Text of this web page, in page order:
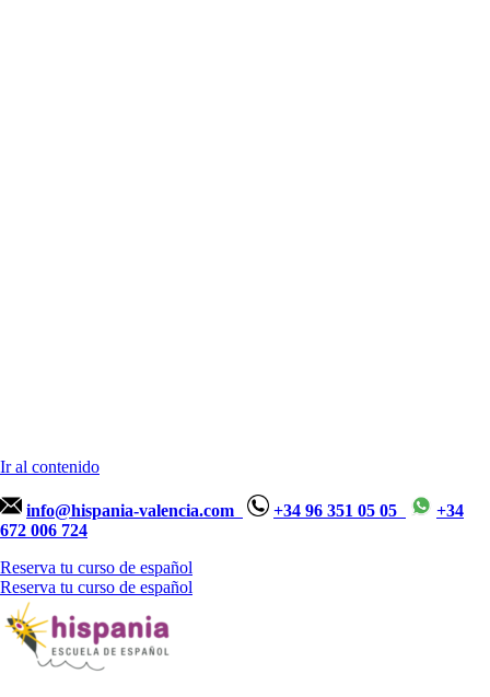
Ir al contenido
info@hispania-valencia.com +34 96 351 05 05
+34
672 006 724
Reserva tu curso de español
Reserva tu curso de español